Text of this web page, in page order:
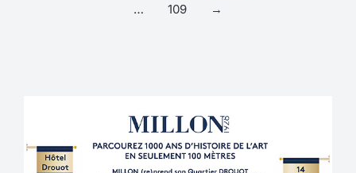
…
109 →